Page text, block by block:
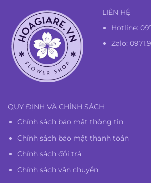
LIÊN HỆ
Hotline:
Zalo:
QUY ĐỊNH VÀ CHÍNH SÁCH
Chính sách bảo mật thông tin
Chính sách bảo mật thanh toán
Chính sách đổi trả
Chính sách vận chuyển